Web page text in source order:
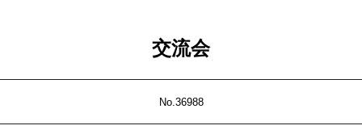
交流会
No.36988